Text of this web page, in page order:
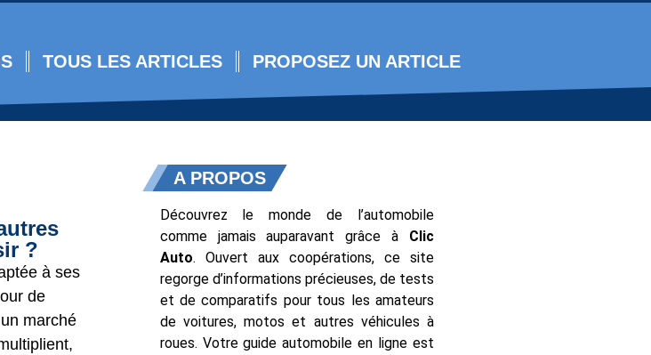
TOUS LES ARTICLES PROPOSEZ UN ARTICLE
?
à ses
de
marché
A PROPOS
Découvrez le monde de l’automobile
comme jamais auparavant grâce à Clic
Auto. Ouvert aux coopérations, ce site
regorge d’informations précieuses, de tests
et de comparatifs pour tous les amateurs
de voitures, motos et autres véhicules à
roues. Votre guide automobile en ligne est